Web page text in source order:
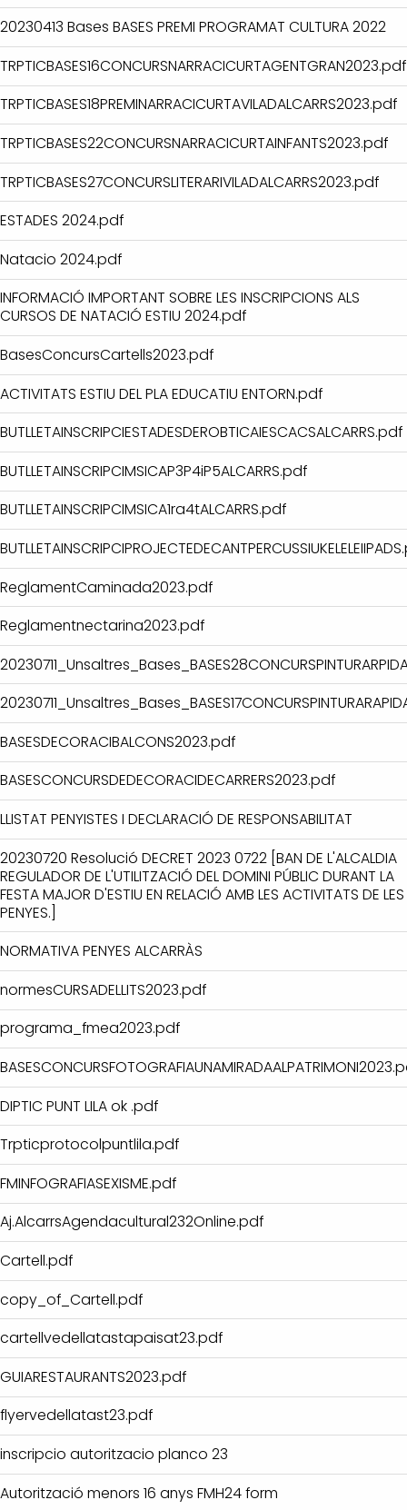
20230413 Bases BASES PREMI PROGRAMAT CULTURA 2022
TRPTICBASES16CONCURSNARRACICURTAGENTGRAN2023.pdf
TRPTICBASES18PREMINARRACICURTAVILADALCARRS2023.pdf
TRPTICBASES22CONCURSNARRACICURTAINFANTS2023.pdf
TRPTICBASES27CONCURSLITERARIVILADALCARRS2023.pdf
ESTADES 2024.pdf
Natacio 2024.pdf
INFORMACIÓ IMPORTANT SOBRE LES INSCRIPCIONS ALS
CURSOS DE NATACIÓ ESTIU 2024.pdf
BasesConcursCartells2023.pdf
ACTIVITATS ESTIU DEL PLA EDUCATIU ENTORN.pdf
BUTLLETAINSCRIPCIESTADESDEROBTICAIESCACSALCARRS.pdf
BUTLLETAINSCRIPCIMSICAP3P4iP5ALCARRS.pdf
BUTLLETAINSCRIPCIMSICA1ra4tALCARRS.pdf
ReglamentCaminada2023.pdf
Reglamentnectarina2023.pdf
BASESDECORACIBALCONS2023.pdf
BASESCONCURSDEDECORACIDECARRERS2023.pdf
LLISTAT PENYISTES I DECLARACIÓ DE RESPONSABILITAT
20230720 Resolució DECRET 2023 0722 [BAN DE L'ALCALDIA
REGULADOR DE L'UTILITZACIÓ DEL DOMINI PÚBLIC DURANT LA
FESTA MAJOR D'ESTIU EN RELACIÓ AMB LES ACTIVITATS DE LES
PENYES.]
NORMATIVA PENYES ALCARRÀS
normesCURSADELLITS2023.pdf
programa_fmea2023.pdf
DIPTIC PUNT LILA ok .pdf
Trpticprotocolpuntlila.pdf
FMINFOGRAFIASEXISME.pdf
Aj.AlcarrsAgendacultural232Online.pdf
Cartell.pdf
copy_of_Cartell.pdf
cartellvedellatastapaisat23.pdf
GUIARESTAURANTS2023.pdf
flyervedellatast23.pdf
inscripcio autoritzacio planco 23
Autorització menors 16 anys FMH24 form